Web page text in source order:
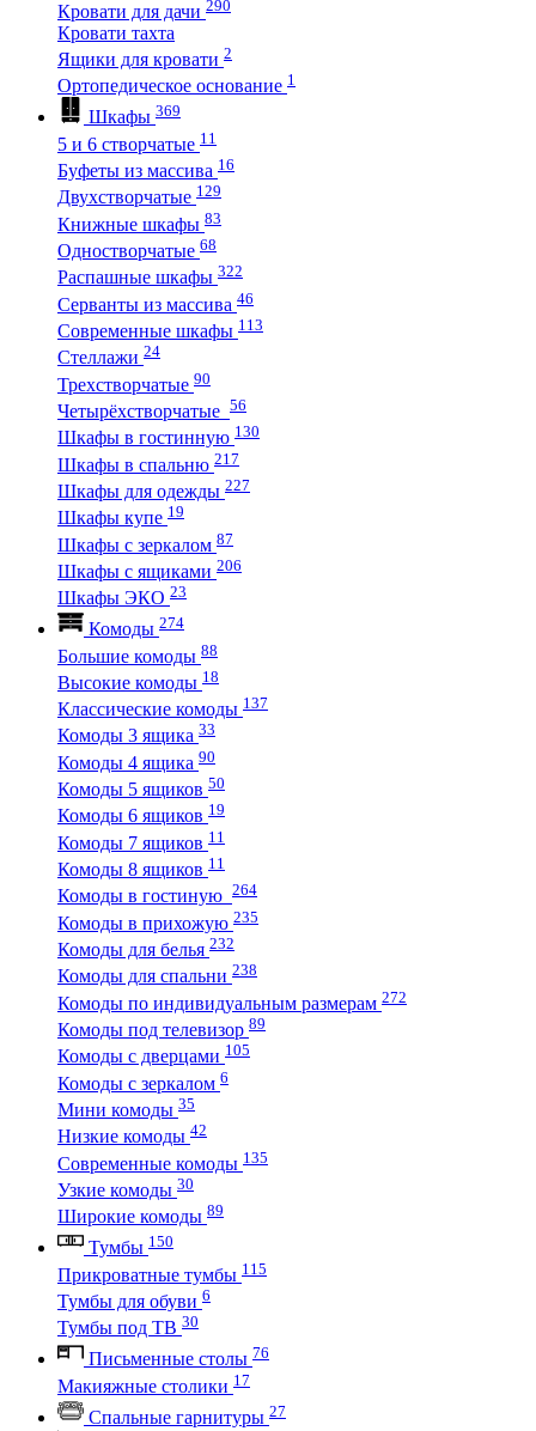
Кровати для дачи 290
Кровати тахта
Ящики для кровати 2
Ортопедическое основание 1
Шкафы 369
5 и 6 створчатые 11
Буфеты из массива 16
Двухстворчатые 129
Книжные шкафы 83
Одностворчатые 68
Распашные шкафы 322
Серванты из массива 46
Современные шкафы 113
Стеллажи 24
Трехстворчатые 90
Четырёхстворчатые 56
Шкафы в гостинную 130
Шкафы в спальню 217
Шкафы для одежды 227
Шкафы купе 19
Шкафы с зеркалом 87
Шкафы с ящиками 206
Шкафы ЭКО 23
Комоды 274
Большие комоды 88
Высокие комоды 18
Классические комоды 137
Комоды 3 ящика 33
Комоды 4 ящика 90
Комоды 5 ящиков 50
Комоды 6 ящиков 19
Комоды 7 ящиков 11
Комоды 8 ящиков 11
Комоды в гостиную 264
Комоды в прихожую 235
Комоды для белья 232
Комоды для спальни 238
Комоды по индивидуальным размерам 272
Комоды под телевизор 89
Комоды с дверцами 105
Комоды с зеркалом 6
Мини комоды 35
Низкие комоды 42
Современные комоды 135
Узкие комоды 30
Широкие комоды 89
Тумбы 150
Прикроватные тумбы 115
Тумбы для обуви 6
Тумбы под ТВ 30
Письменные столы 76
Макияжные столики 17
Спальные гарнитуры 27